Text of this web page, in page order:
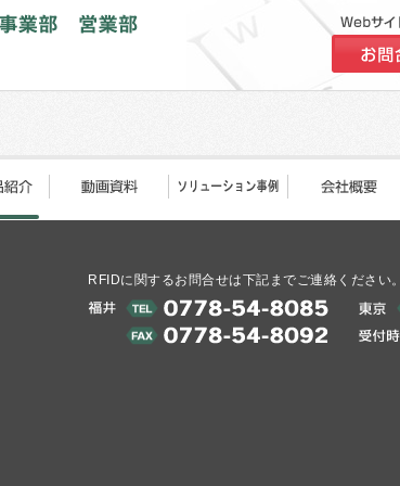
RFIDに関するお問合せは下記までご連絡ください。